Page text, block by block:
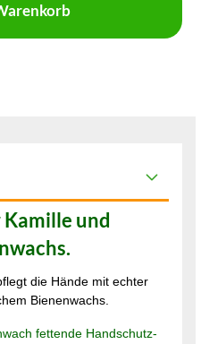
und
die Hände mit echter
Bienenwachs.
fettende Handschutz-